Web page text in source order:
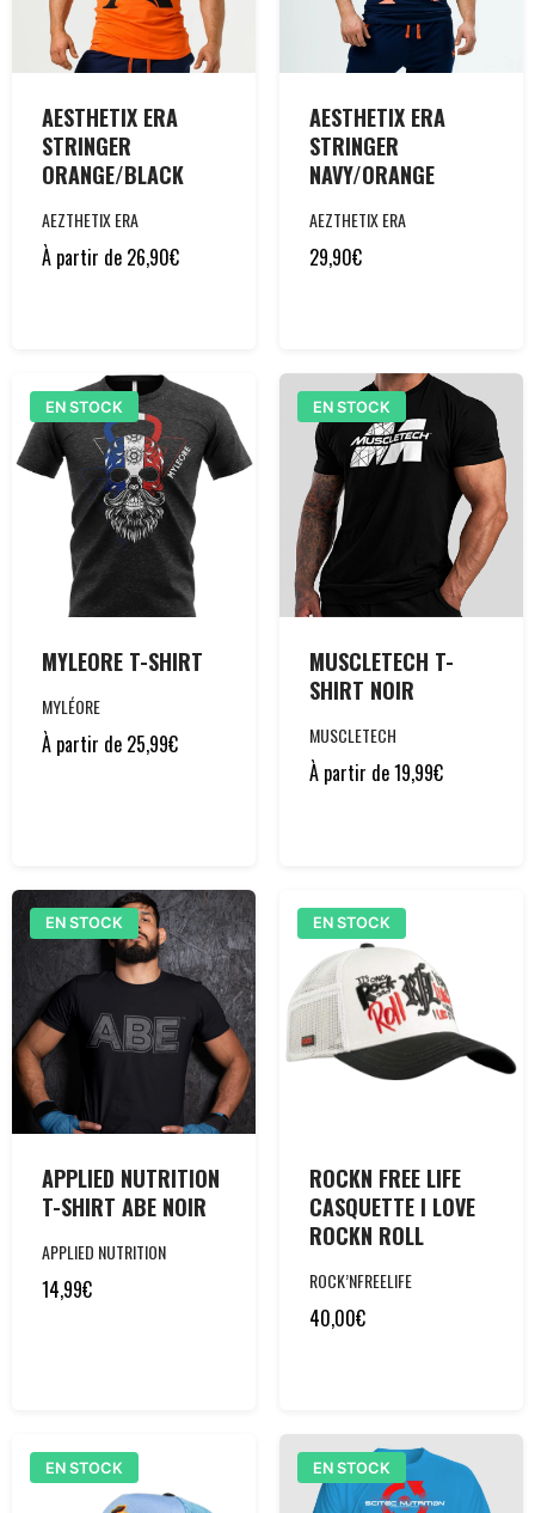
AESTHETIX ERA
STRINGER
ORANGE/BLACK
AEZTHETIX ERA
À partir de 26,90€
AESTHETIX ERA
STRINGER
NAVY/ORANGE
AEZTHETIX ERA
29,90€
EN STOCK
MYLEORE T-SHIRT
MYLÉORE
À partir de 25,99€
EN STOCK
MUSCLETECH T-
SHIRT NOIR
MUSCLETECH
À partir de19,99€
EN STOCK
APPLIED NUTRITION
T-SHIRT ABE NOIR
APPLIED NUTRITION
14,99€
EN STOCK
ROCKN FREE LIFE
CASQUETTE I LOVE
ROCKN ROLL
ROCK’NFREELIFE
40,00€
EN STOCK EN STOCK